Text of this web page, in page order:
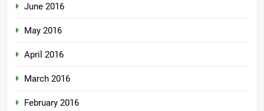
June 2016
May 2016
April 2016
March 2016
February 2016